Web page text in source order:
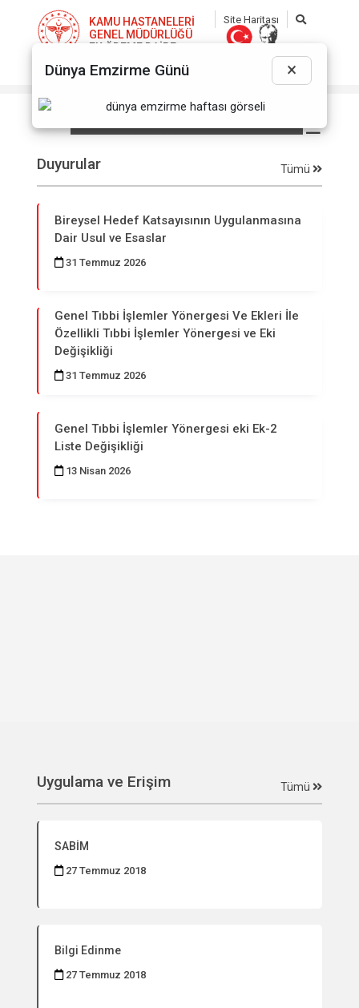
Dünya Emzirme Günü ×
KAMU HASTANELERİ
GENEL MÜDÜRLÜĞÜ
EK ÖDEME DAİRE
Site Haritası
☰
Kamu Hastaneleri Genel
Müdürlüğü Daire Başkanlıkları
ve Görevleri Hakkında Yönerge
Duyurular Tümü
Bireysel Hedef Katsayısının Uygulanmasına
Dair Usul ve Esaslar
31 Temmuz 2026
Genel Tıbbi İşlemler Yönergesi Ve Ekleri İle
Özellikli Tıbbi İşlemler Yönergesi ve Eki
Değişikliği
31 Temmuz 2026
Genel Tıbbi İşlemler Yönergesi eki Ek-2
Liste Değişikliği
13 Nisan 2026
Uygulama ve Erişim Tümü
SABİM
27 Temmuz 2018
Bilgi Edinme
27 Temmuz 2018